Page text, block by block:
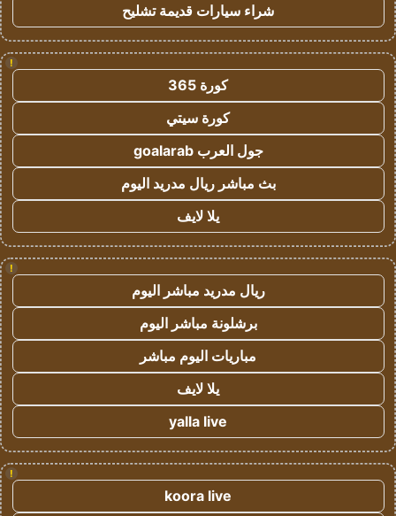
شراء سيارات قديمة تشليح
!
كورة 365
كورة سيتي
جول العرب goalarab
بث مباشر ريال مدريد اليوم
يلا لايف
!
ريال مدريد مباشر اليوم
برشلونة مباشر اليوم
مباريات اليوم مباشر
يلا لايف
yalla live
!
koora live